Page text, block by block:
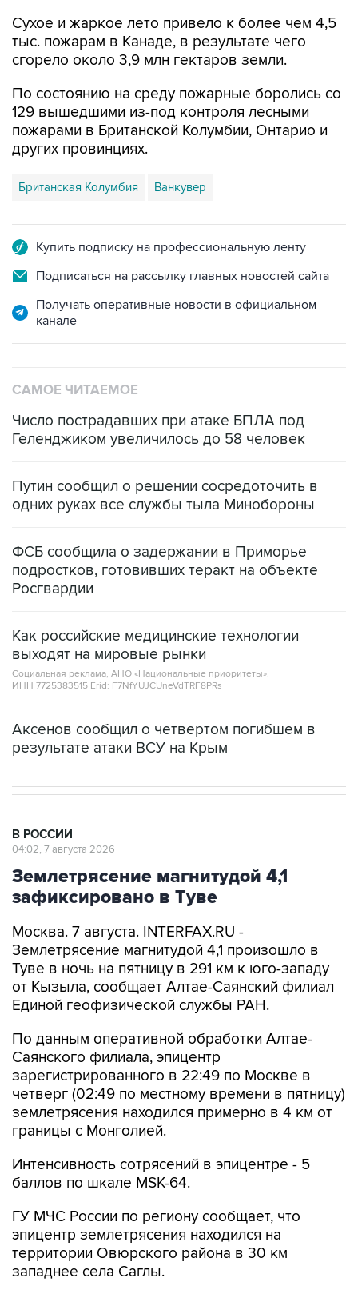
Сухое и жаркое лето привело к более чем 4,5
тыс. пожарам в Канаде, в результате чего
сгорело около 3,9 млн гектаров земли.
По состоянию на среду пожарные боролись со
129 вышедшими из-под контроля лесными
пожарами в Британской Колумбии, Онтарио и
других провинциях.
Британская Колумбия Ванкувер
Купить подписку на профессиональную ленту
Подписаться на рассылку главных новостей сайта
Получать оперативные новости в официальном
канале
САМОЕ ЧИТАЕМОЕ
Число пострадавших при атаке БПЛА под
Геленджиком увеличилось до 58 человек
Путин сообщил о решении сосредоточить в
одних руках все службы тыла Минобороны
ФСБ сообщила о задержании в Приморье
подростков, готовивших теракт на объекте
Росгвардии
Как российские медицинские технологии
выходят на мировые рынки
Социальная реклама, АНО «Национальные приоритеты».
ИНН 7725383515 Erid: F7NfYUJCUneVdTRF8PRs
Аксенов сообщил о четвертом погибшем в
результате атаки ВСУ на Крым
В РОССИИ
04:02, 7 августа 2026
Землетрясение магнитудой 4,1
зафиксировано в Туве
Москва. 7 августа. INTERFAX.RU -
Землетрясение магнитудой 4,1 произошло в
Туве в ночь на пятницу в 291 км к юго-западу
от Кызыла, сообщает Алтае-Саянский филиал
Единой геофизической службы РАН.
По данным оперативной обработки Алтае-
Саянского филиала, эпицентр
зарегистрированного в 22:49 по Москве в
четверг (02:49 по местному времени в пятницу)
землетрясения находился примерно в 4 км от
границы с Монголией.
Интенсивность сотрясений в эпицентре - 5
баллов по шкале MSK-64.
ГУ МЧС России по региону сообщает, что
эпицентр землетрясения находился на
территории Овюрского района в 30 км
западнее села Саглы.